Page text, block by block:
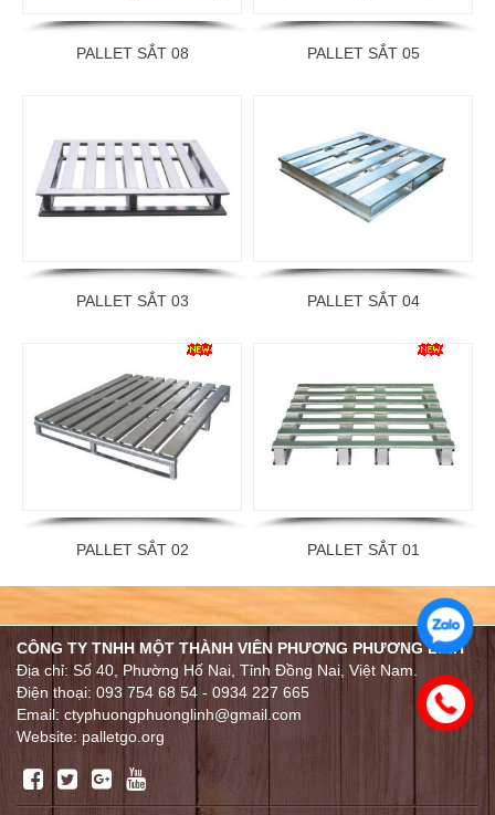
PALLET SẮT 08 PALLET SẮT 05
PALLET SẮT 03 PALLET SẮT 04
PALLET SẮT 02 PALLET SẮT 01
CÔNG TY TNHH MỘT THÀNH VIÊN PHƯƠNG PHƯƠNG LINH
Địa chỉ: Số 40, Phường Hố Nai, Tỉnh Đồng Nai, Việt Nam.
Điện thoại: 093 754 68 54 - 0934 227 665
Email: ctyphuongphuonglinh@gmail.com
Website: palletgo.org